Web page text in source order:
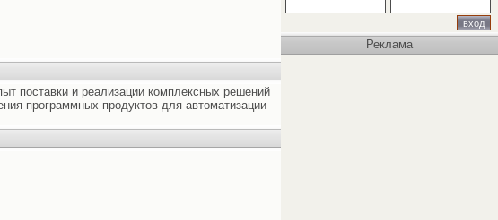
поставки и реализации комплексных решений
программных продуктов для автоматизации
Реклама